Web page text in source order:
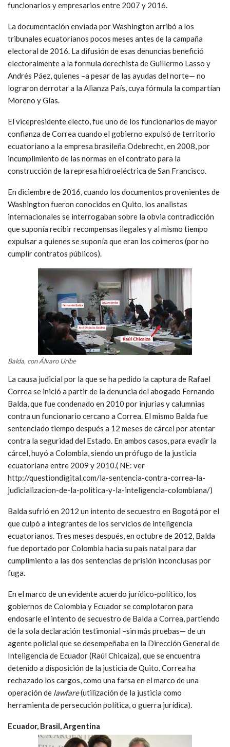
funcionarios y empresarios entre 2007 y 2016.
La documentación enviada por Washington arribó a los
tribunales ecuatorianos pocos meses antes de la campaña
electoral de 2016. La difusión de esas denuncias benefició
electoralmente a la formula derechista de Guillermo Lasso y
Andrés Páez, quienes –a pesar de las ayudas del norte— no
lograron derrotar a la Alianza País, cuya fórmula la compartían
Moreno y Glas.
El vicepresidente electo, fue uno de los funcionarios de mayor
confianza de Correa cuando el gobierno expulsó de territorio
ecuatoriano a la empresa brasileña Odebrecht, en 2008, por
incumplimiento de las normas en el contrato para la
construcción de la represa hidroeléctrica de San Francisco.
En diciembre de 2016, cuando los documentos provenientes de
Washington fueron conocidos en Quito, los analistas
internacionales se interrogaban sobre la obvia contradicción
que suponía recibir recompensas ilegales y al mismo tiempo
expulsar a quienes se suponía que eran los coimeros (por no
cumplir contratos públicos).
Balda, con Álvaro Uribe
La causa judicial por la que se ha pedido la captura de Rafael
Correa se inició a partir de la denuncia del abogado Fernando
Balda, que fue condenado en 2010 por injurias y calumnias
contra un funcionario cercano a Correa. El mismo Balda fue
sentenciado tiempo después a 12 meses de cárcel por atentar
contra la seguridad del Estado. En ambos casos, para evadir la
cárcel, huyó a Colombia, siendo un prófugo de la justicia
ecuatoriana entre 2009 y 2010.( NE: ver
http://questiondigital.com/la-sentencia-contra-correa-la-
judicializacion-de-la-politica-y-la-inteligencia-colombiana/)
Balda sufrió en 2012 un intento de secuestro en Bogotá por el
que culpó a integrantes de los servicios de inteligencia
ecuatorianos. Tres meses después, en octubre de 2012, Balda
fue deportado por Colombia hacia su país natal para dar
cumplimiento a las dos sentencias de prisión inconclusas por
fuga.
En el marco de un evidente acuerdo jurídico-político, los
gobiernos de Colombia y Ecuador se complotaron para
endosarle el intento de secuestro de Balda a Correa, partiendo
de la sola declaración testimonial –sin más pruebas— de un
agente policial que se desempeñaba en la Dirección General de
Inteligencia de Ecuador (Raúl Chicaiza), que se encuentra
detenido a disposición de la justicia de Quito. Correa ha
rechazado los cargos, como una farsa en el marco de una
operación de lawfare(utilización de la justicia como
herramienta de persecución política, o guerra jurídica).
Ecuador, Brasil, Argentina